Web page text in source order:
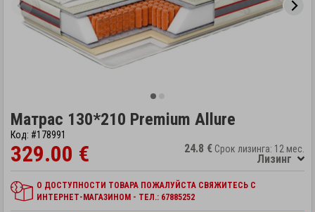
Матрас 130*210 Premium Allure
Код: #178991
329.00 € 24.8 € Срок лизинга: 12 мес.
Лизинг
О ДОСТУПНОСТИ ТОВАРА ПОЖАЛУЙСТА СВЯЖИТЕСЬ С
ИНТЕРНЕТ-МАГАЗИНОМ - ТЕЛ.: 67885252